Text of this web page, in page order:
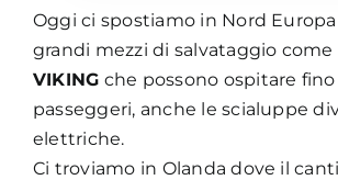
Oggi ci spostiamo in Nord
grandi mezzi di salvataggio come
VIKING che possono ospitare fino
passeggeri, anche le scialuppe
elettriche.
Ci troviamo in Olanda dove il